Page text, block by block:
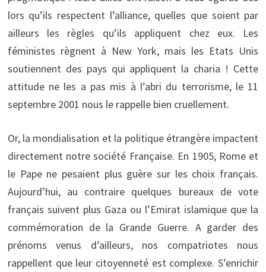
lors qu’ils respectent l’alliance, quelles que soient par
ailleurs les règles qu’ils appliquent chez eux. Les
féministes règnent à New York, mais les Etats Unis
soutiennent des pays qui appliquent la charia ! Cette
attitude ne les a pas mis à l’abri du terrorisme, le 11
septembre 2001 nous le rappelle bien cruellement.
Or, la mondialisation et la politique étrangère impactent
directement notre société Française. En 1905, Rome et
le Pape ne pesaient plus guère sur les choix français.
Aujourd’hui, au contraire quelques bureaux de vote
français suivent plus Gaza ou l’Emirat islamique que la
commémoration de la Grande Guerre. A garder des
prénoms venus d’ailleurs, nos compatriotes nous
rappellent que leur citoyenneté est complexe. S’enrichir